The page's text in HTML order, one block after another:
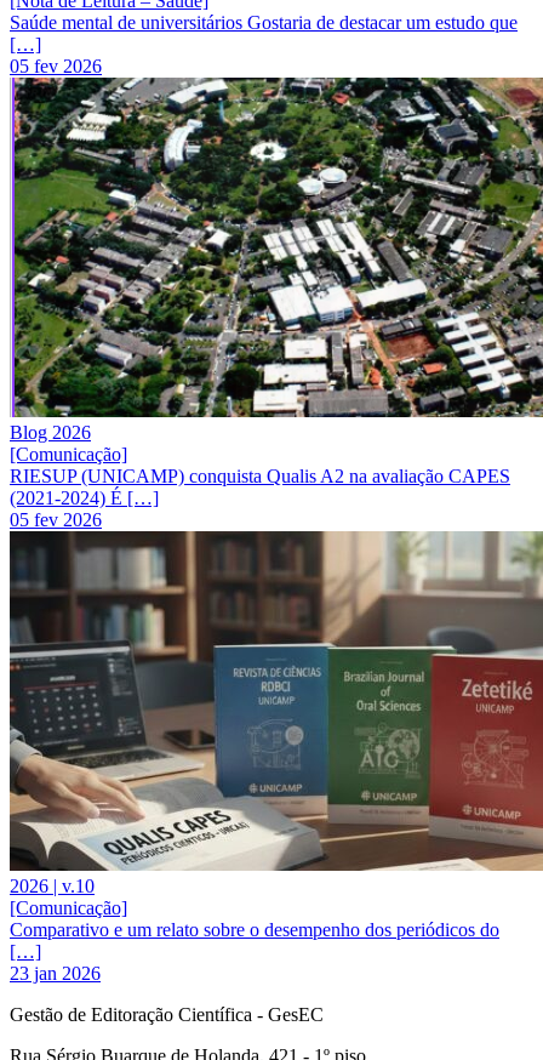
Saúde mental de universitários Gostaria de destacar um estudo que
[…]
05 fev 2026
Blog 2026
[Comunicação]
RIESUP (UNICAMP) conquista Qualis A2 na avaliação CAPES
(2021-2024) É […]
05 fev 2026
2026 | v.10
[Comunicação]
Comparativo e um relato sobre o desempenho dos periódicos do
[…]
23 jan 2026
Gestão de Editoração Científica - GesEC
Rua Sérgio Buarque de Holanda, 421 - 1º piso